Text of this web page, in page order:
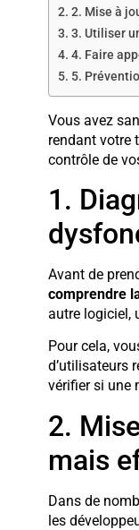
2. Mise à
3. Utiliser
4. Faire
5.
Vous avez
rendant votre
contrôle de
1.
Avant de
comprendre
autre logiciel,
Pour cela,
d’utilisateurs
vérifier si une
2.
mais
Dans de
les